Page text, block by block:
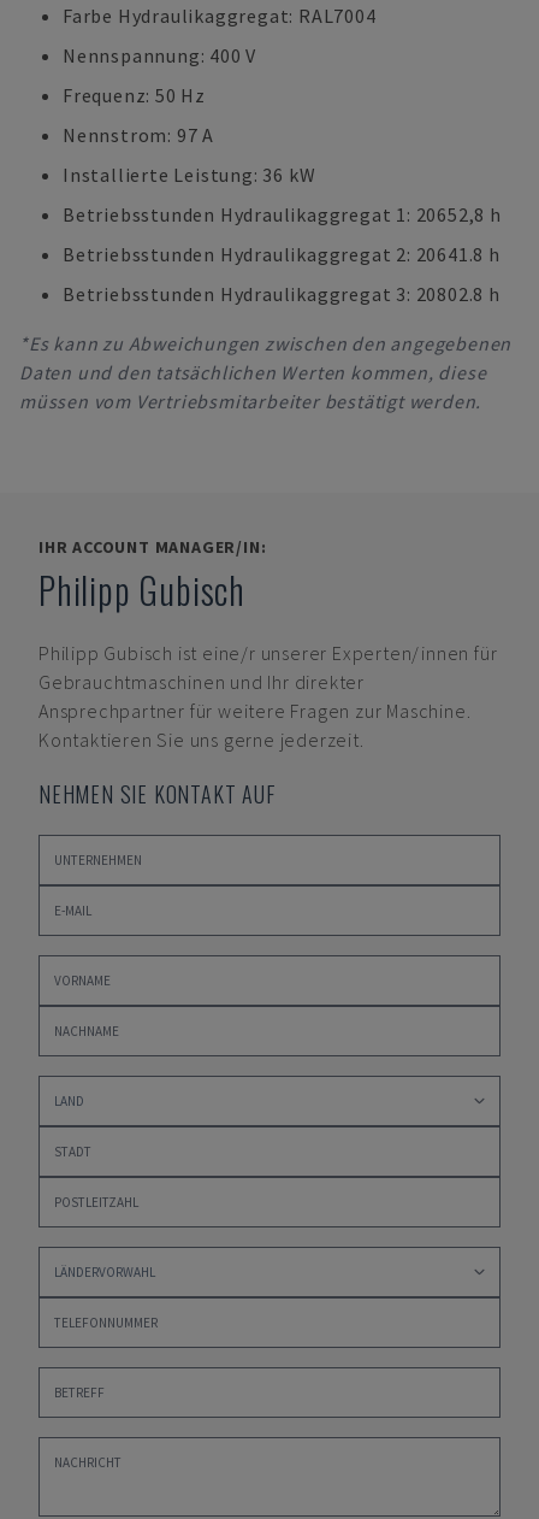
Farbe Hydraulikaggregat: RAL7004
Nennspannung: 400 V
Frequenz: 50 Hz
Nennstrom: 97 A
Installierte Leistung: 36 kW
Betriebsstunden Hydraulikaggregat 1: 20652,8 h
Betriebsstunden Hydraulikaggregat 2: 20641.8 h
Betriebsstunden Hydraulikaggregat 3: 20802.8 h
*Es kann zu Abweichungen zwischen den angegebenen
Daten und den tatsächlichen Werten kommen, diese
müssen vom Vertriebsmitarbeiter bestätigt werden.
IHR ACCOUNT MANAGER/IN:
Philipp Gubisch
Philipp Gubisch ist eine/r unserer Experten/innen für
Gebrauchtmaschinen und Ihr direkter
Ansprechpartner für weitere Fragen zur Maschine.
Kontaktieren Sie uns gerne jederzeit.
NEHMEN SIE KONTAKT AUF